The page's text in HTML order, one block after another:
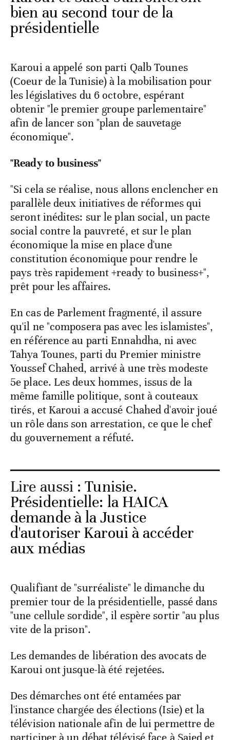
bien au second tour de la
présidentielle
Karoui a appelé son parti Qalb Tounes
(Coeur de la Tunisie) à la mobilisation pour
les législatives du 6 octobre, espérant
obtenir "le premier groupe parlementaire"
afin de lancer son "plan de sauvetage
économique".
"Ready to business"
"Si cela se réalise, nous allons enclencher en
parallèle deux initiatives de réformes qui
seront inédites: sur le plan social, un pacte
social contre la pauvreté, et sur le plan
économique la mise en place d'une
constitution économique pour rendre le
pays très rapidement +ready to business+",
prêt pour les affaires.
En cas de Parlement fragmenté, il assure
qu'il ne "composera pas avec les islamistes",
en référence au parti Ennahdha, ni avec
Tahya Tounes, parti du Premier ministre
Youssef Chahed, arrivé à une très modeste
5e place. Les deux hommes, issus de la
même famille politique, sont à couteaux
tirés, et Karoui a accusé Chahed d'avoir joué
un rôle dans son arrestation, ce que le chef
du gouvernement a réfuté.
Lire aussi :Tunisie.
Présidentielle: la HAICA
demande à la Justice
d'autoriser Karoui à accéder
aux médias
Qualifiant de "surréaliste" le dimanche du
premier tour de la présidentielle, passé dans
"une cellule sordide", il espère sortir "au plus
vite de la prison".
Les demandes de libération des avocats de
Karoui ont jusque-là été rejetées.
Des démarches ont été entamées par
l'instance chargée des élections (Isie) et la
télévision nationale afin de lui permettre de